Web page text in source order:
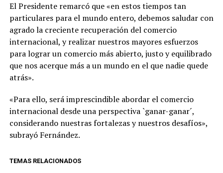
El Presidente remarcó que «en estos tiempos tan
particulares para el mundo entero, debemos saludar con
agrado la creciente recuperación del comercio
internacional, y realizar nuestros mayores esfuerzos
para lograr un comercio más abierto, justo y equilibrado
que nos acerque más a un mundo en el que nadie quede
atrás».
«Para ello, será imprescindible abordar el comercio
internacional desde una perspectiva `ganar-ganar´,
considerando nuestras fortalezas y nuestros desafíos»,
subrayó Fernández.
TEMAS RELACIONADOS